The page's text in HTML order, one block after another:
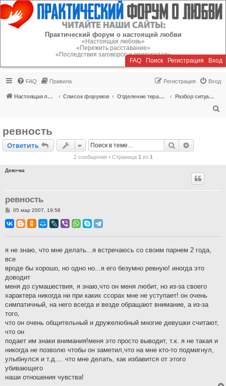
Регистрация
Практический форум о настоящей любви
«Настоящая любовь»
«Пережить расставание»
«Последствия заговоров и приворотов»
FAQ Поиск Регистрация Вход
FAQ Правила Вход
Регистрация
Настоящая любовь Список форумов Отделение терапии
Разбор ситуаций любовных отношений
ревность
Ответить
Ответить Поиск
2 сообщения • Страница 1 из 1
Девочка
ревность
С
о
б
и
е
05 мар 2007, 19:58
я не знаю, что мне делать...я встречаюсь со своим парнем 2 года,
все
вроде бы хорошо, но одно но...я его безумно ревную! иногда это
доводит
меня до сумашествия, я знаю,что он меня любит, но из-за своего
характера никогда ни при каких ссорах мне не уступает! он очень
симпатичный, на него всегда и везде обращают внимание, а из-за
того,
что он очень общительный и дружелюбный многие девушки считают,
что он
подает им знаки внимания!меня это просто выводит, т.к. я не такая и
никогда не позволю чтобы он заметил,что на мне кто-то подмигнул,
улыбнулся и т.д.... что мне делать, как избавится от этого
убивающего
наши отношения чувства!